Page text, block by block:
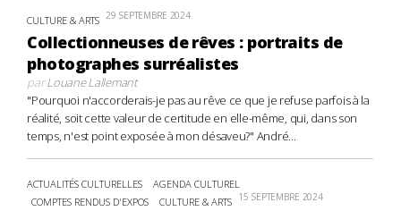
CULTURE & ARTS 29 SEPTEMBRE 2024
Collectionneuses de rêves : portraits de
photographes surréalistes
parLouane Lallemant
"Pourquoi n'accorderais-je pas au rêve ce que je refuse parfois à la
réalité, soit cette valeur de certitude en elle-même, qui, dans son
temps, n'est point exposée à mon désaveu?" André...
ACTUALITÉS CULTURELLES
AGENDA CULTUREL
COMPTES RENDUS D'EXPOS
CULTURE & ARTS 15 SEPTEMBRE 2024